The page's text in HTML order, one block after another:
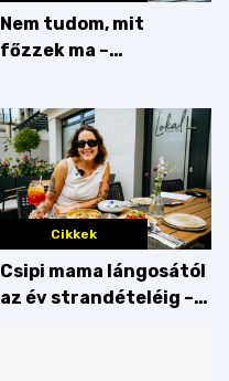
Nem tudom, mit
főzzek ma –
Cikkek
Csipi mama lángosától
az év strandételéig –